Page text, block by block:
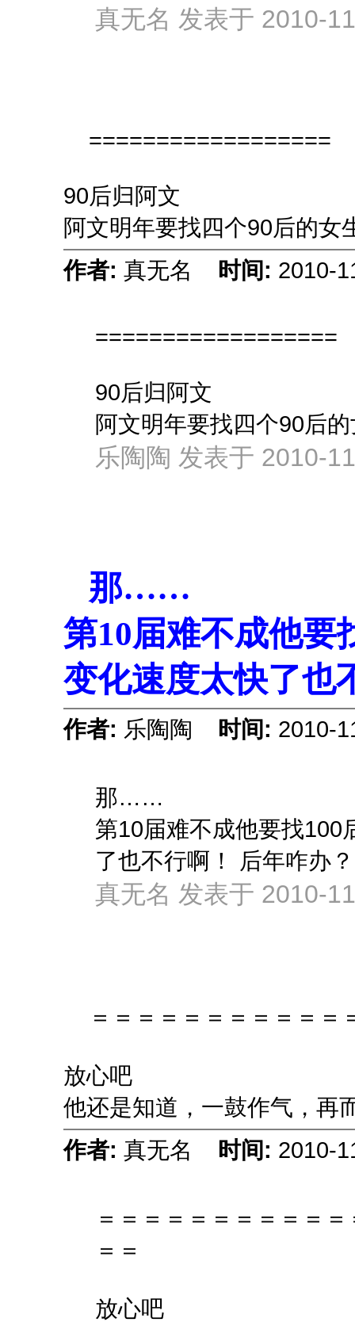
真无名 发表于 2010-
==================
90后归阿文
阿文明年要找四个90后的女
作者: 真无名 时间: 2010-
==================
90后归阿文
阿文明年要找四个90后
乐陶陶 发表于 2010-
那……
第10届难不成他要
变化速度太快了也
作者: 乐陶陶 时间: 2010-
那……
第10届难不成他要找100
了也不行啊！ 后年咋办？
真无名 发表于 2010-
＝＝＝＝＝＝＝＝＝＝＝
放心吧
他还是知道，一鼓作气，再
作者: 真无名 时间: 2010-
＝＝＝＝＝＝＝＝＝＝
＝＝
放心吧